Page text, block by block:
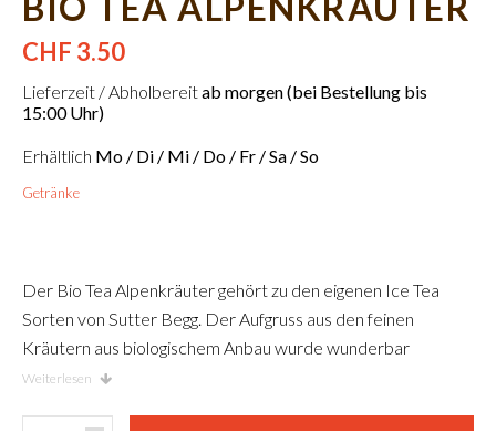
CHF 3.50
Lieferzeit / Abholbereitab morgen (bei Bestellung bis
15:00 Uhr)
Erhältlich Mo / Di / Mi / Do / Fr / Sa / So
Getränke
Der Bio Tea Alpenkräuter gehört zu den eigenen Ice Tea
Sorten von Sutter Begg. Der Aufgruss aus den feinen
Kräutern aus biologischem Anbau wurde wunderbar
aufeinander abgestimmt. Der Anteil an Zucker wurde
Weiterlesen